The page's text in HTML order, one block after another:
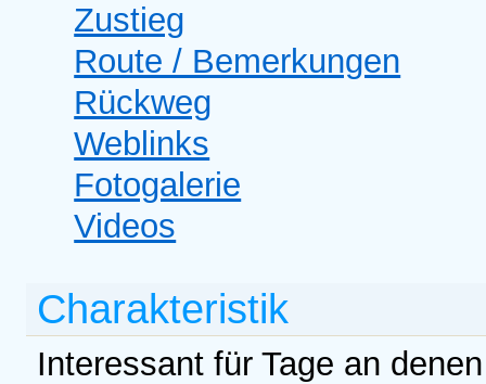
Zustieg
Route / Bemerkungen
Rückweg
Weblinks
Fotogalerie
Videos
Charakteristik
Interessant für Tage an